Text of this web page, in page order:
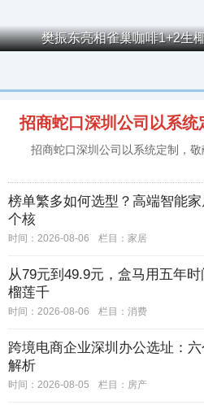
樊振东亮相雀巢咖啡1+2生
招商蛇口深圳公司以系
招商蛇口深圳公司以系统定制，敬
榜单繁多如何选型？高端智能
个核
时间：2026-08-06 栏目： 家居
从79元到49.9元，盒马用五年
榴莲千
时间：2026-08-06 栏目： 消费
跨境电商企业深圳办公选址：
解析
时间：2026-08-05 栏目： 房产